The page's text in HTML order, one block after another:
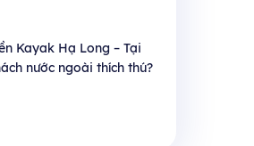
Kayak Hạ Long – Tại
nước ngoài thích thú?